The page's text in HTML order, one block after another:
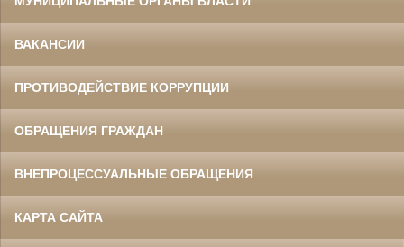
ВАКАНСИИ
ПРОТИВОДЕЙСТВИЕ КОРРУПЦИИ
ОБРАЩЕНИЯ ГРАЖДАН
ВНЕПРОЦЕССУАЛЬНЫЕ ОБРАЩЕНИЯ
КАРТА САЙТА